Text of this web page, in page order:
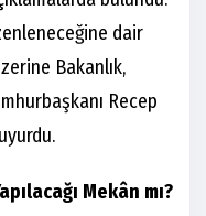
dair
Bakanlık,
Recep
Mekân mı?